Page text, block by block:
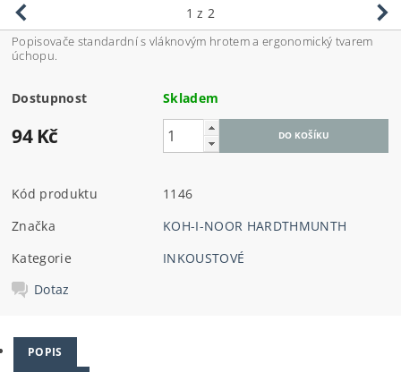
1 z 2
Popisovače standardní s vláknovým hrotem a ergonomický tvarem
úchopu.
Dostupnost Skladem
94 Kč
Kód produktu
1146
Značka
KOH-I-NOOR HARDTHMUNTH
Kategorie
INKOUSTOVÉ
Dotaz
POPIS